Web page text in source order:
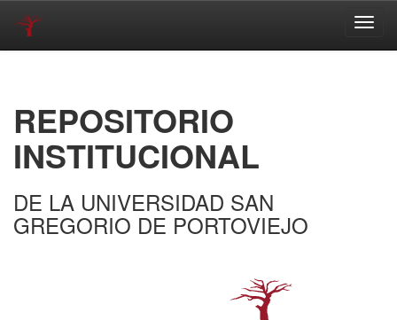
REPOSITORIO
INSTITUCIONAL
DE LA UNIVERSIDAD SAN
GREGORIO DE PORTOVIEJO